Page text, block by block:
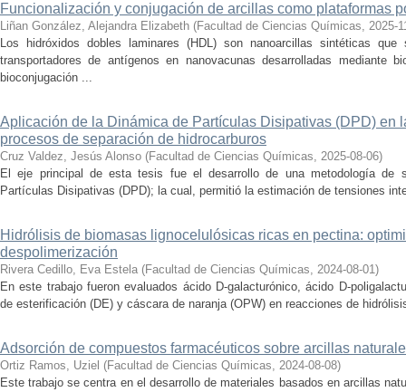
Funcionalización y conjugación de arcillas como plataformas
Liñan González, Alejandra Elizabeth (Facultad de Ciencias Químicas, 2025-
Los hidróxidos dobles laminares (HDL) son nanoarcillas sintéticas
transportadores de antígenos en nanovacunas desarrolladas mediante
bioconjugación ...
Aplicación de la Dinámica de Partículas Disipativas (DPD) en
procesos de separación de hidrocarburos
Cruz Valdez, Jesús Alonso (Facultad de Ciencias Químicas, 2025-08-06)
El eje principal de esta tesis fue el desarrollo de una metodología de
Partículas Disipativas (DPD); la cual, permitió la estimación de tensiones
Hidrólisis de biomasas lignocelulósicas ricas en pectina:
despolimerización
Rivera Cedillo, Eva Estela (Facultad de Ciencias Químicas, 2024-08-01)
En este trabajo fueron evaluados ácido D-galacturónico, ácido D-
de esterificación (DE) y cáscara de naranja (OPW) en reacciones de
Adsorción de compuestos farmacéuticos sobre arcillas
Ortiz Ramos, Uziel (Facultad de Ciencias Químicas, 2024-08-08)
Este trabajo se centra en el desarrollo de materiales basados en arcillas